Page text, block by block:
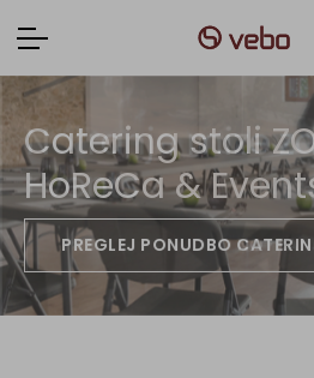
Vrtni stoli za
Events
PREGLEJ PONUDBO VSEH
Notranje mize
Events
PREGLEJ PONUDBO
Catering stoli
HoReCa &
PREGLEJ PONUDBO